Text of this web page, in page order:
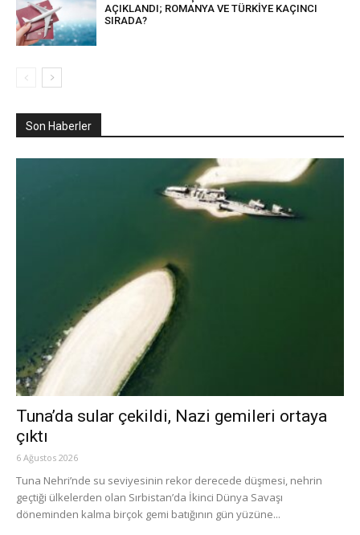
AÇIKLANDI; ROMANYA VE TÜRKİYE KAÇINCI
SIRADA?
Son Haberler
Tuna’da sular çekildi, Nazi gemileri ortaya
çıktı
6 Ağustos 2026
Tuna Nehri’nde su seviyesinin rekor derecede düşmesi, nehrin
geçtiği ülkelerden olan Sırbistan’da İkinci Dünya Savaşı
döneminden kalma birçok gemi batığının gün yüzüne...